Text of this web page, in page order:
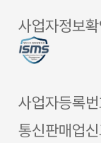
사업자정보확
사업자등록
통신판매업